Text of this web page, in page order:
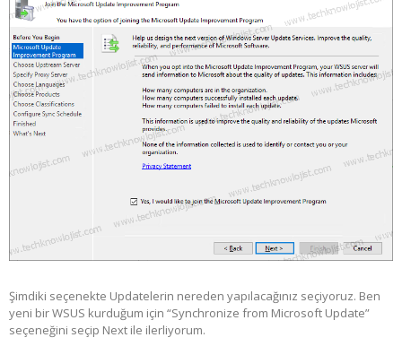
Şimdiki seçenekte Updatelerin nereden yapılacağınız seçiyoruz. Ben
yeni bir WSUS kurduğum için “Synchronize from Microsoft Update”
seçeneğini seçip Next ile ilerliyorum.